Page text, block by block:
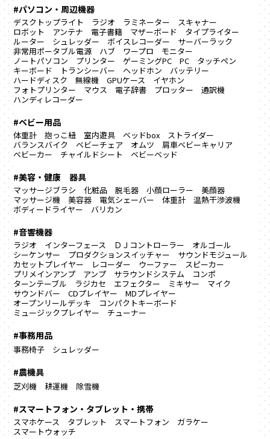
#パソコン・周辺機器
デスクトップライト ラジオ ラミネーター
スキャナー
ロボット
アンテナ 電子書籍 マザーボード
タイプライター
ルーター
シュレッダー ボイスレコーダー
サーバーラック
非常用ポータブル電源
ハブ ワープロ
モニター
ノートパソコン
プリンター ゲーミングPC PC
タッチペン
キーボード
トランシーバー ヘッドホン
バッテリー
ハードディスク
無線機 GPUケース
イヤホン
フォトプリンター
マウス 電子辞書 プロッター
通訳機
ハンディレコーダー
#ベビー用品
体重計 抱っこ紐 室内遊具 ベッドbox
ストライダー
バランスバイク
ベビーチェア オムツ
肩車ベビーキャリア
ベビーカー
チャイルドシート ベビーベッド
#美容・健康 器具
マッサージブラシ 化粧品 脱毛器 小顔ローラー
美顔器
マッサージ機
美容器 電気シェーバー 体重計
温熱干渉波機
ボディードライヤー
バリカン
#音響機器
ラジオ インターフェース ＤＪコントローラー
オルゴール
シーケンサー
プロダクションスイッチャー
サウンドモジュール
カセットプレイヤー
レコーダー ウーファー
スピーカー
プリメインアンプ
アンプ サラウンドシステム
コンポ
ターンテーブル
ラジカセ エフェクター ミキサー
マイク
サウンドバー
CDプレイヤー
MDプレイヤー
オープンリールデッキ
コンパクトキーボード
ミュージックプレイヤー
チューナー
#事務用品
事務椅子 シュレッダー
#農機具
芝刈機 耕運機 除雪機
#スマートフォン・タブレット・携帯
スマホケース タブレット スマートフォン
ガラケー
スマートウォッチ